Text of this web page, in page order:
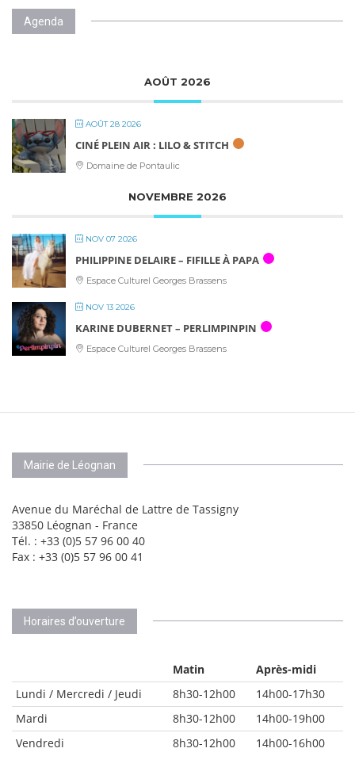
Agenda
AOÛT 2026
AOÛT 28 2026
CINÉ PLEIN AIR : LILO & STITCH
Domaine de Pontaulic
NOVEMBRE 2026
NOV 07 2026
PHILIPPINE DELAIRE – FIFILLE À PAPA
Espace Culturel Georges Brassens
NOV 13 2026
KARINE DUBERNET – PERLIMPINPIN
Espace Culturel Georges Brassens
Mairie de Léognan
Avenue du Maréchal de Lattre de Tassigny
33850 Léognan - France
Tél. : +33 (0)5 57 96 00 40
Fax : +33 (0)5 57 96 00 41
Horaires d’ouverture
Matin
Après-midi
Lundi / Mercredi / Jeudi
8h30-12h00
14h00-17h30
Mardi
8h30-12h00
14h00-19h00
Vendredi
8h30-12h00 14h00-16h00